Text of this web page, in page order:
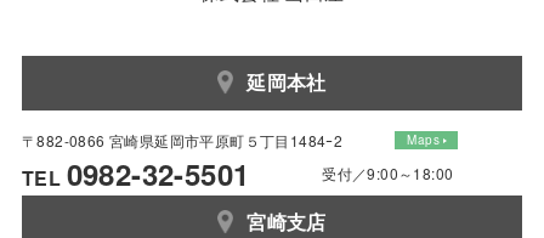
延岡本社
〒882-0866 宮崎県延岡市平原町５丁目1484ｰ2 Maps
TEL 0982-32-5501 受付／9:00～18:00
宮崎支店